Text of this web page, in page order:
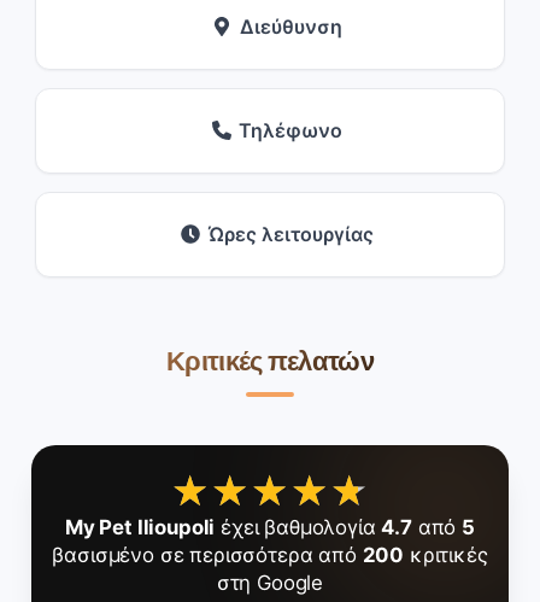
Διεύθυνση
Τηλέφωνο
Ώρες λειτουργίας
Κριτικές πελατών
★★★★★
★★★★★
My Pet Ilioupoli έχει βαθμολογία4.7από 5
βασισμένο σε περισσότερα από 200 κριτικές
στη Google